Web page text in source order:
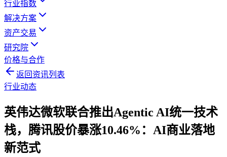
行业指数
解决方案
资产交易
研究院
价格与合作
返回资讯列表
行业动态
英伟达微软联合推出Agentic AI统一技术
栈，腾讯股价暴涨10.46%：AI商业落地
新范式